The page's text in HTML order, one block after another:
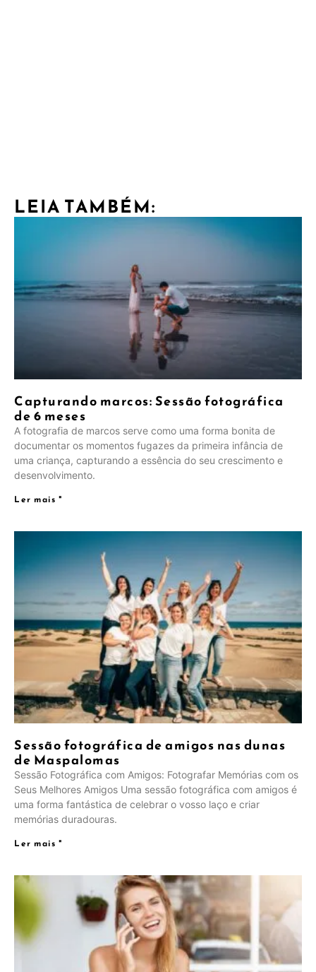
LEIA TAMBÉM:
Capturando marcos: Sessão fotográfica
de 6 meses
A fotografia de marcos serve como uma forma bonita de
documentar os momentos fugazes da primeira infância de
uma criança, capturando a essência do seu crescimento e
desenvolvimento.
Ler mais "
Sessão fotográfica de amigos nas dunas
de Maspalomas
Sessão Fotográfica com Amigos: Fotografar Memórias com os
Seus Melhores Amigos Uma sessão fotográfica com amigos é
uma forma fantástica de celebrar o vosso laço e criar
memórias duradouras.
Ler mais "